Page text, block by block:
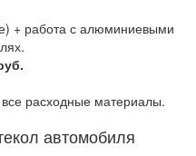
+ работа с алюминиевыми
расходные материалы.
автомобиля